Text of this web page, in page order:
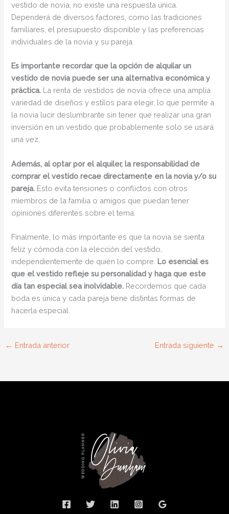
vestido de novia, no existe una respuesta única.
Dependerá de diversos factores, como las tradiciones
familiares, el presupuesto disponible y las preferencias
individuales de la novia y su pareja.
Es importante recordar que la opción de alquilar un
vestido de novia puede ser una alternativa económica y
práctica. La renta de vestidos de novia ofrece una amplia
variedad de diseños y estilos para elegir, lo que permite a
la novia lucir deslumbrante sin tener que realizar una gran
inversión en un vestido que probablemente solo se usará
una vez.
Además, al optar por el alquiler, la responsabilidad de
comprar el vestido recae directamente en la novia y/o su
pareja. Esto evita tensiones o conflictos con otros
miembros de la familia o amigos que puedan tener
opiniones diferentes sobre el tema.
Finalmente, lo más importante es que la novia se sienta
feliz y cómoda con la elección del vestido,
independientemente de quién lo compre. Lo esencial es
que el vestido refleje su personalidad y haga que este
día tan especial sea inolvidable. Recordemos que cada
boda es única y cada pareja tiene distintas formas de
hacerla especial.
← Entrada anterior Entrada siguiente →